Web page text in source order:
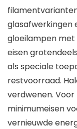
glasafwerkingen
gloeilampen met
eisen
als speciale
restvoorraad.
verdwenen.
minimumeisen
vernieuwde